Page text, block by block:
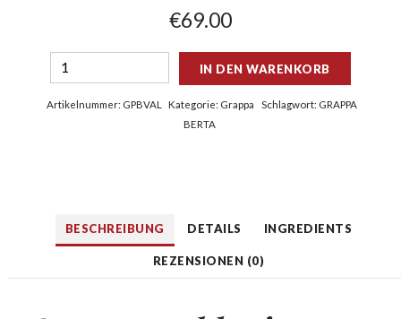
€69.00
IN DEN WARENKORB
Artikelnummer: GPBVAL Kategorie: Grappa Schlagwort: GRAPPA
BERTA
BESCHREIBUNG DETAILS INGREDIENTS
REZENSIONEN (0)